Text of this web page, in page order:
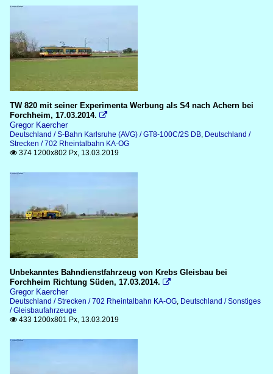
TW 820 mit seiner Experimenta Werbung als S4 nach Achern bei
Forchheim, 17.03.2014. 
Gregor Kaercher
Deutschland / S-Bahn Karlsruhe (AVG) / GT8-100C/2S DB, Deutschland /
Strecken / 702 Rheintalbahn KA-OG
 374 1200x802 Px, 13.03.2019
Unbekanntes Bahndienstfahrzeug von Krebs Gleisbau bei
Forchheim Richtung Süden, 17.03.2014. 
Gregor Kaercher
Deutschland / Strecken / 702 Rheintalbahn KA-OG, Deutschland / Sonstiges
/ Gleisbaufahrzeuge
 433 1200x801 Px, 13.03.2019